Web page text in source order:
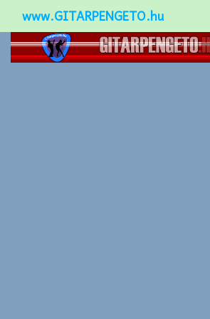
www.GITARPENGETO.hu
Népszerű-